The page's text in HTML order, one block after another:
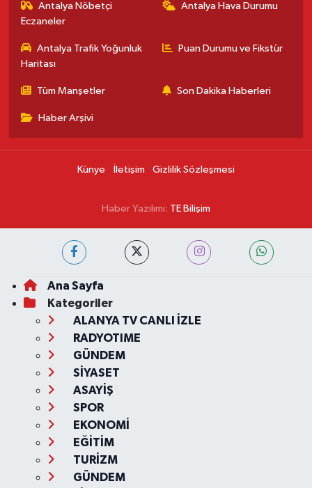
Antalya Nöbetçi
Eczaneler
Antalya Hava Durumu
Antalya Trafik Yoğunluk
Haritası
Puan Durumu ve Fikstür
Tüm Manşetler Son Dakika Haberleri
Haber Arşivi
Künye İletişim Gizlilik Sözleşmesi
Haber Yazılımı: TE Bilişim
Ana Sayfa
Kategoriler
ALANYA TV CANLI İZLE
RADYOTIME
GÜNDEM
SİYASET
ASAYİŞ
SPOR
EKONOMİ
EĞİTİM
TURİZM
GÜNDEM